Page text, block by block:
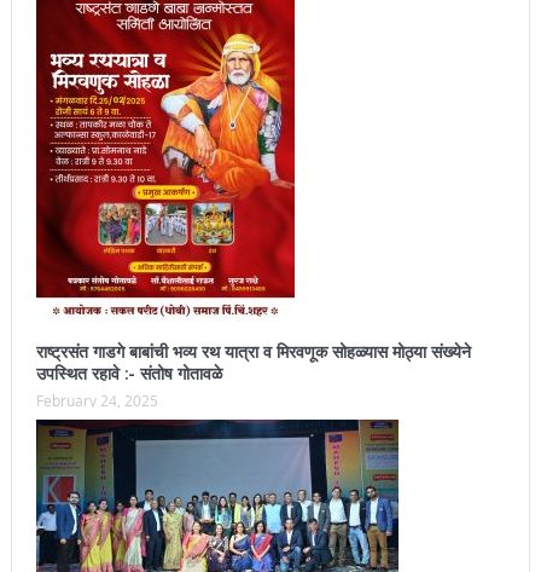
राष्ट्रसंत गाडगे बाबांची भव्य रथ यात्रा व मिरवणूक सोहळ्यास मोठ्या संख्येने
उपस्थित रहावे :- संतोष गोतावळे
February 24, 2025